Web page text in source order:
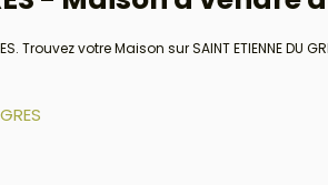
votre Maison sur SAINT ETIENNE DU